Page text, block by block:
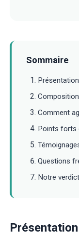
Sommaire
Comment
Points forts
Questions
Notre verdict